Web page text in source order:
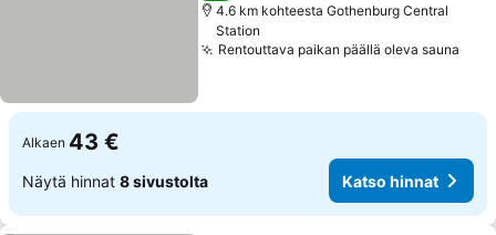
4.6 km kohteesta Gothenburg Central
Station
Rentouttava paikan päällä oleva sauna
Alkaen 43 €
Näytä hinnat 8 sivustolta Katso hinnat